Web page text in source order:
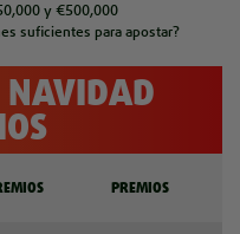
y €500,000
suficientes para apostar?
NAVIDAD
PREMIOS